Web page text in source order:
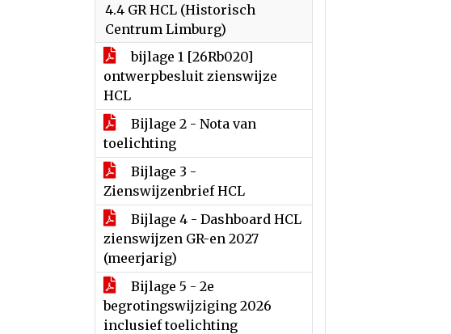
4.4 GR HCL (Historisch
Centrum Limburg)
bijlage 1 [26Rb020]
ontwerpbesluit zienswijze
HCL
Bijlage 2 - Nota van
toelichting
Bijlage 3 -
Zienswijzenbrief HCL
Bijlage 4 - Dashboard HCL
zienswijzen GR-en 2027
(meerjarig)
Bijlage 5 - 2e
begrotingswijziging 2026
inclusief toelichting